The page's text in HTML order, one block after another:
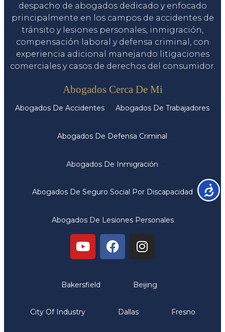
despacho de abogados dedicado y enfocado
principalmente en los campos de accidentes de
tránsito y lesiones personales, inmigración,
compensación laboral y defensa criminal, con
experiencia adicional manejando litigaciones
comerciales y casos de derechos del consumidor.
Abogados Cerca De Mi
Abogados De Accidentes Abogados De Trabajadores
Abogados De Defensa Criminal
Abogados De Inmigración
Abogados De Seguro Social Por Discapacidad
Abogados De Lesiones Personales
Bakersfield Beijing
City Of Industry Dallas Fresno